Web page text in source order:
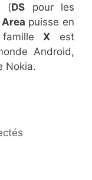
(DS pour les
Area puisse en
familleX est
Android,
Nokia.